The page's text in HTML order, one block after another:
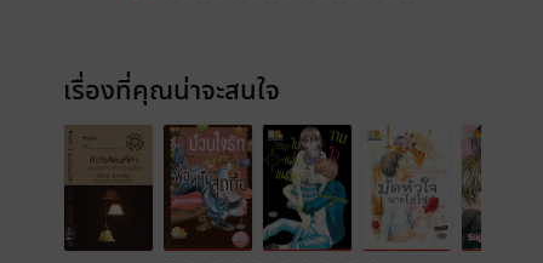
เรื่องที่คุณน่าจะสนใจ